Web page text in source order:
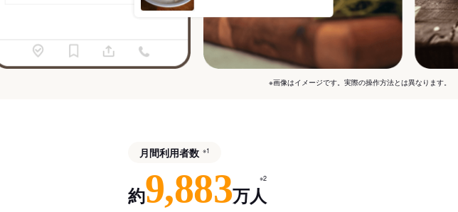
※画像はイメージです。実際の操作方法とは異なります。
月間利用者数 ※1
約9,883万人
※2